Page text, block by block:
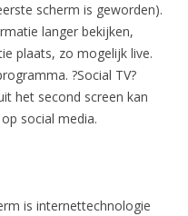
scherm is geworden).
langer bekijken,
plaats, zo mogelijk live.
?Social TV?
het second screen kan
social media.
is internettechnologie